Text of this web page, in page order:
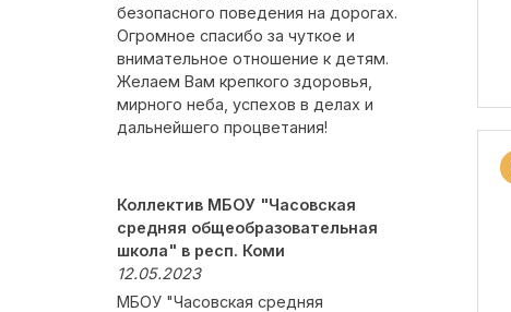
безопасного поведения на дорогах.
Огромное спасибо за чуткое и
внимательное отношение к детям.
Желаем Вам крепкого здоровья,
мирного неба, успехов в делах и
дальнейшего процветания!
Коллектив МБОУ "Часовская
средняя общеобразовательная
школа" в респ. Коми
12.05.2023
МБОУ "Часовская средняя